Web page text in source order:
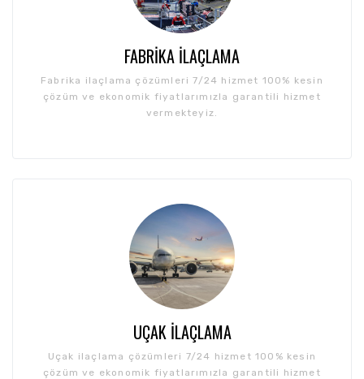
FABRIKA İLAÇLAMA
Fabrika ilaçlama çözümleri 7/24 hizmet 100% kesin
çözüm ve ekonomik fiyatlarımızla garantili hizmet
vermekteyiz.
UÇAK İLAÇLAMA
Uçak ilaçlama çözümleri 7/24 hizmet 100% kesin
çözüm ve ekonomik fiyatlarımızla garantili hizmet